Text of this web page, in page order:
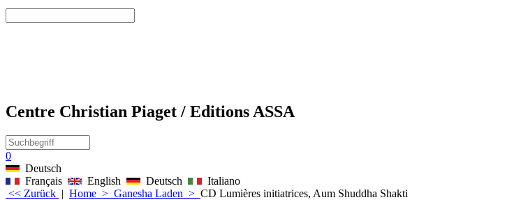
Centre Christian Piaget / Editions ASSA
0
Deutsch
Français
English Deutsch
Italiano
<< Zurück | Home > Ganesha Laden > CD Lumières initiatrices, Aum Shuddha Shakti